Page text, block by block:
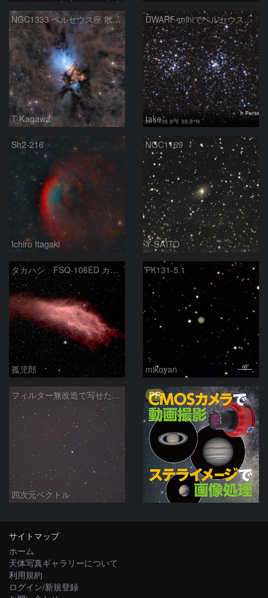
NGC1333 ペルセウス座 散光星雲
T-Kagawa
DWARF-miniでペルセウス座の二重星団
take
Sh2-216
Ichiro Itagaki
NGC1169
Y-SAITO
タカハシ FSQ-106ED カリフォルニア星雲
孤児郎
PK131-5.1
mikoyan
フィルター無改造で写せたカリフォルニア星雲
四次元ベクトル
PR
サイトマップ
ホーム
天体写真ギャラリーについて
利用規約
ログイン/新規登録